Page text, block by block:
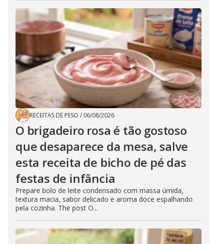
RECEITAS DE PESO / 06/08/2026
O brigadeiro rosa é tão gostoso
que desaparece da mesa, salve
esta receita de bicho de pé das
festas de infância
Prepare bolo de leite condensado com massa úmida,
textura macia, sabor delicado e aroma doce espalhando
pela cozinha. The post O...